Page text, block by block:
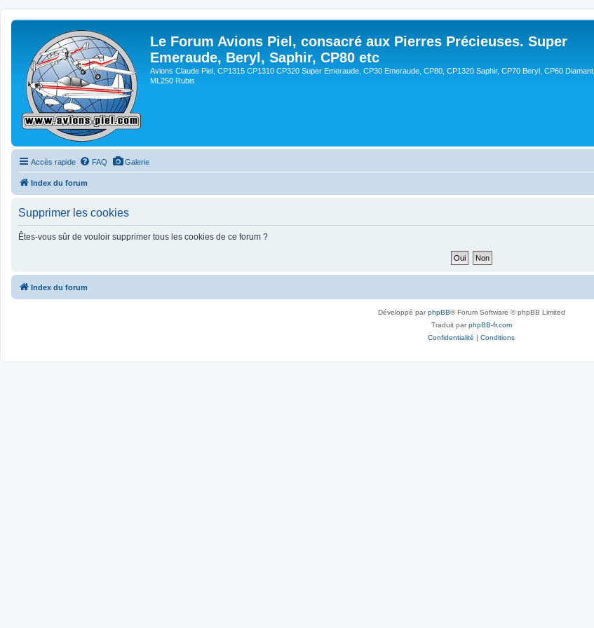
Le Forum Avions Piel, consacré aux Pierres Précieuses. Super
Emeraude, Beryl, Saphir, CP80 etc
Avions Claude Piel, CP1315 CP1310 CP320 Super Emeraude, CP30 Emeraude, CP80, CP1320 Saphir, CP70 Beryl, CP60 Diamant,
ML250 Rubis
Accès rapide FAQ Galerie
Index du forum
Supprimer les cookies
Êtes-vous sûr de vouloir supprimer tous les cookies de ce forum ?
Index du forum
Développé parphpBB® Forum Software © phpBB Limited
Traduit parphpBB-fr.com
Confidentialité | Conditions